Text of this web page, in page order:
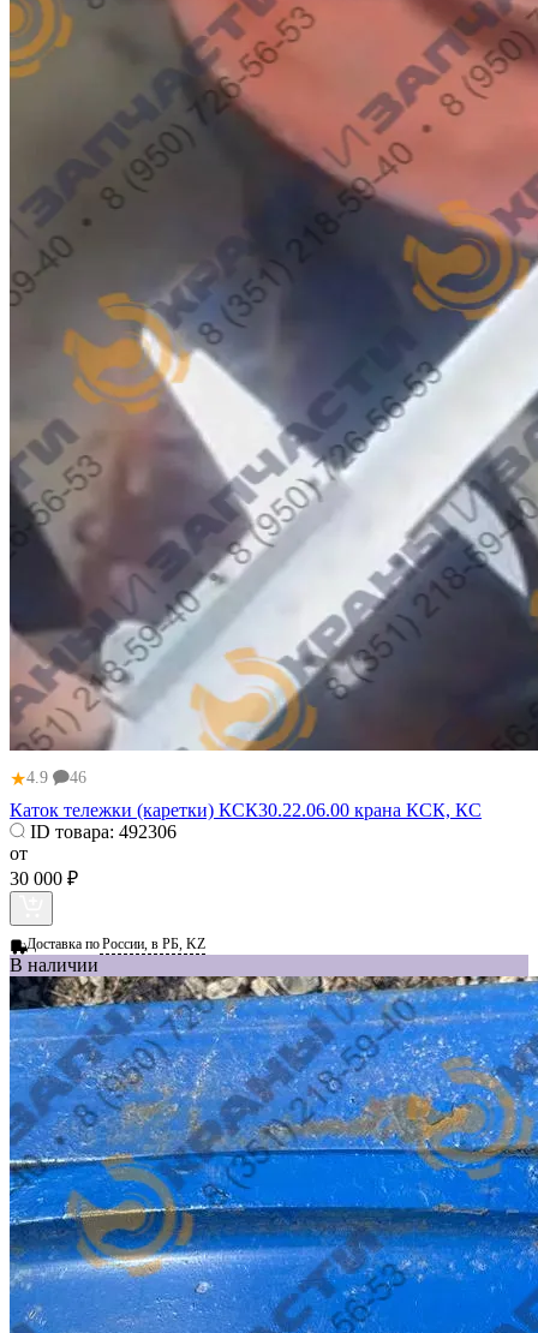
★4.9 46
Каток тележки (каретки) КСК30.22.06.00 крана КСК, КС
ID товара: 492306
от
30 000 ₽
Доставка поРоссии, в РБ, KZ
В наличии